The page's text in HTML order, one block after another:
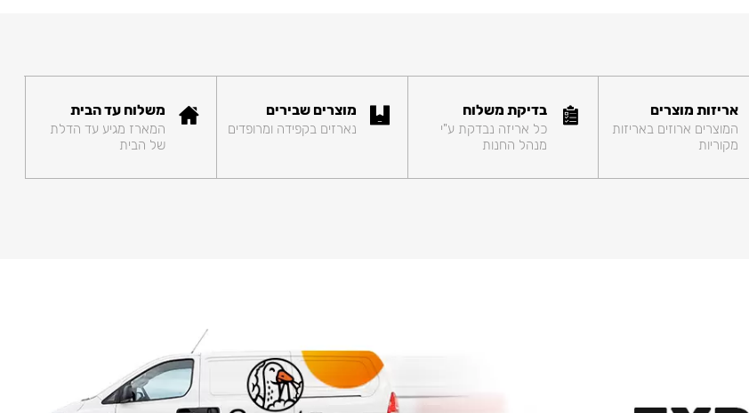
אריזות מוצרים
המוצרים ארוזים באריזות
מקוריות
בדיקת משלוח
כל אריזה נבדקת ע"י
מנהל החנות
מוצרים שבירים
נארזים בקפידה ומרופדים
משלוח עד הבית
המארז מגיע עד הדלת
של הבית